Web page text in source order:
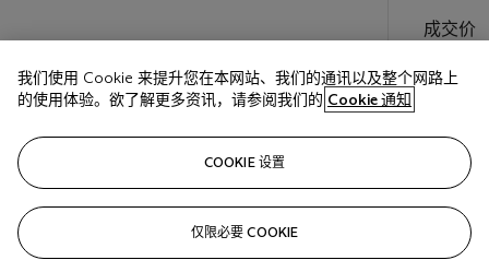
成交价
下
我们使用 Cookie 来提升您在本网站、我们的通讯以及整个网路上
的使用体验。欲了解更多资讯，请参阅我们的 Cookie 通知
COOKIE 设置
仅限必要 COOKIE